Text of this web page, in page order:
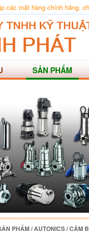
các mặt hàng chính hãng,
SẢN PHẨM
PHẨM/AUTONICS/CẢM